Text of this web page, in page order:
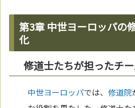
第3章 中世ヨーロッパの
化
修道士たちが担ったチ
中世ヨーロッパでは、修道院